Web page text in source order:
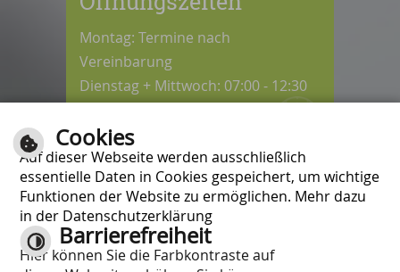
Montag: Termine nach
Vereinbarung
Dienstag + Mittwoch: 07:00 - 12:30
Donnerstag: 08:30 - 12:30 / 14:00 -
18:00 Uhr
Freitag: 07:00 - 12:00 Uhr
Kontrast
Cookies
Auf dieser Webseite werden ausschließlich
essentielle Daten in Cookies gespeichert, um wichtige
Funktionen der Website zu ermöglichen. Mehr dazu
in der Datenschutzerklärung
Barrierefreiheit
Hier können Sie die Farbkontraste auf